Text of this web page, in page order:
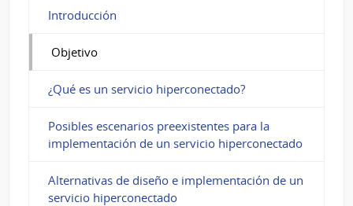
Introducción
Objetivo
¿Qué es un servicio hiperconectado?
Posibles escenarios preexistentes para la
implementación de un servicio hiperconectado
Alternativas de diseño e implementación de un
servicio hiperconectado